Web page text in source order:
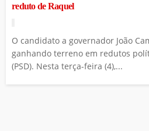
reduto de Raquel
O candidato a governador João
ganhando terreno em redutos
(PSD). Nesta terça-feira (4),...